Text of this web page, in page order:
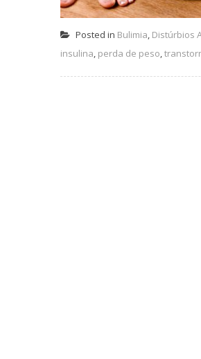
Posted in Bulimia, Distúrbios
insulina, perda de peso,